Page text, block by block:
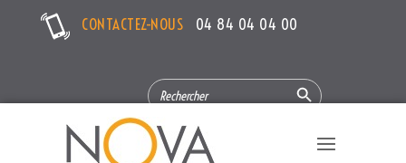
CONTACTEZ-NOUS 04 84 04 04 00
SEARCH
FOR:
Search Button